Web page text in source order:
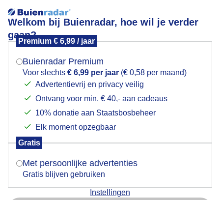
Welkom bij Buienradar, hoe wil je verder
gaan?
Premium € 6,99 / jaar
Buienradar Premium
Voor slechts € 6,99 per jaar (€ 0,58 per maand)
Advertentievrij en privacy veilig
Ontvang voor min. € 40,- aan cadeaus
10% donatie aan Staatsbosbeheer
Elk moment opzegbaar
Gratis
Met persoonlijke advertenties
Gratis blijven gebruiken
Instellingen
Icarusblauwtje
Ze zijn er nog
Mogen we je locatie gebruiken voor het
Indien je hier nog geen akkoord op hebt gegeven,
verschijnt er zo een pop-up uit je browser waarin
Is goed, toon de popup
Nu niet, misschien later